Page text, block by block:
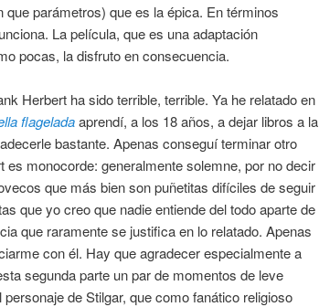
parámetros) que es la épica. En términos
La película, que es una adaptación
pocas, la disfruto en consecuencia.
Herbert ha sido terrible, terrible. Ya he relatado en
flageladaaprendí, a los 18 años, a dejar libros a la
bastante. Apenas conseguí terminar otro
es monocorde: generalmente solemne, por no decir
que más bien son puñetitas difíciles de seguir
que yo creo que nadie entiende del todo aparte de
que raramente se justifica en lo relatado. Apenas
con él. Hay que agradecer especialmente a
segunda parte un par de momentos de leve
de Stilgar, que como fanático religioso